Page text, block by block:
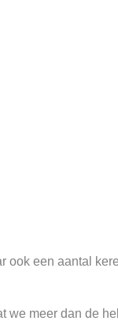
ook een aantal
we meer dan de